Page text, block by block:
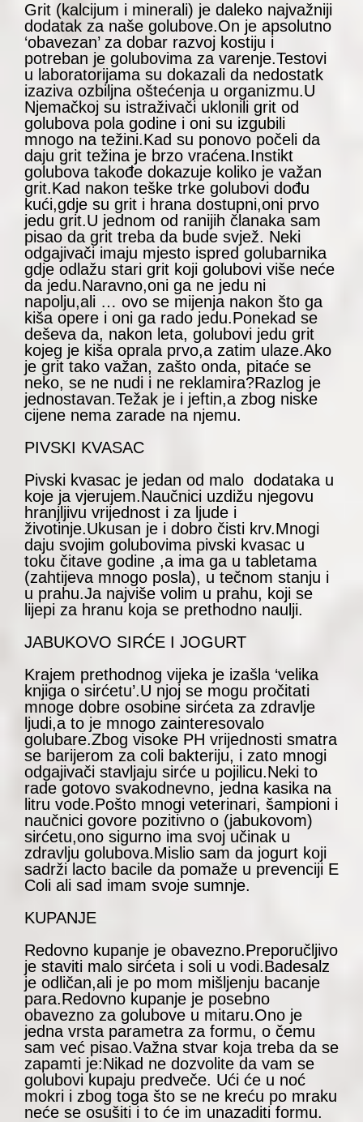
Grit (kalcijum i minerali) je daleko najvažniji
dodatak za naše golubove.On je apsolutno
‘obavezan’ za dobar razvoj kostiju i
potreban je golubovima za varenje.Testovi
u laboratorijama su dokazali da nedostatk
izaziva ozbiljna oštećenja u organizmu.U
Njemačkoj su istraživači uklonili grit od
golubova pola godine i oni su izgubili
mnogo na težini.Kad su ponovo počeli da
daju grit težina je brzo vraćena.Instikt
golubova takođe dokazuje koliko je važan
grit.Kad nakon teške trke golubovi dođu
kući,gdje su grit i hrana dostupni,oni prvo
jedu grit.U jednom od ranijih članaka sam
pisao da grit treba da bude svjež. Neki
odgajivači imaju mjesto ispred golubarnika
gdje odlažu stari grit koji golubovi više neće
da jedu.Naravno,oni ga ne jedu ni
napolju,ali … ovo se mijenja nakon što ga
kiša opere i oni ga rado jedu.Ponekad se
deševa da, nakon leta, golubovi jedu grit
kojeg je kiša oprala prvo,a zatim ulaze.Ako
je grit tako važan, zašto onda, pitaće se
neko, se ne nudi i ne reklamira?Razlog je
jednostavan.Težak je i jeftin,a zbog niske
cijene nema zarade na njemu.
PIVSKI KVASAC
Pivski kvasac je jedan od malo dodataka u
koje ja vjerujem.Naučnici uzdižu njegovu
hranjljivu vrijednost i za ljude i
životinje.Ukusan je i dobro čisti krv.Mnogi
daju svojim golubovima pivski kvasac u
toku čitave godine ,a ima ga u tabletama
(zahtijeva mnogo posla), u tečnom stanju i
u prahu.Ja najviše volim u prahu, koji se
lijepi za hranu koja se prethodno naulji.
JABUKOVO SIRĆE I JOGURT
Krajem prethodnog vijeka je izašla ‘velika
knjiga o sirćetu’.U njoj se mogu pročitati
mnoge dobre osobine sirćeta za zdravlje
ljudi,a to je mnogo zainteresovalo
golubare.Zbog visoke PH vrijednosti smatra
se barijerom za coli bakteriju, i zato mnogi
odgajivači stavljaju sirće u pojilicu.Neki to
rade gotovo svakodnevno, jedna kasika na
litru vode.Pošto mnogi veterinari, šampioni i
naučnici govore pozitivno o (jabukovom)
sirćetu,ono sigurno ima svoj učinak u
zdravlju golubova.Mislio sam da jogurt koji
sadrži lacto bacile da pomaže u prevenciji E
Coli ali sad imam svoje sumnje.
KUPANJE
Redovno kupanje je obavezno.Preporučljivo
je staviti malo sirćeta i soli u vodi.Badesalz
je odličan,ali je po mom mišljenju bacanje
para.Redovno kupanje je posebno
obavezno za golubove u mitaru.Ono je
jedna vrsta parametra za formu, o čemu
sam već pisao.Važna stvar koja treba da se
zapamti je:Nikad ne dozvolite da vam se
golubovi kupaju predveče. Ući će u noć
mokri i zbog toga što se ne kreću po mraku
neće se osušiti i to će im unazaditi formu.